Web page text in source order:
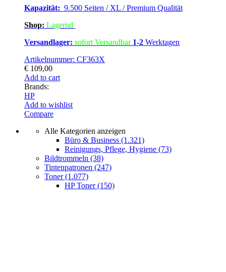
Kapazität: 9.500 Seiten / XL / Premium Qualität
Shop: Lagernd
Versandlager: sofort Versandbar 1-2 Werktagen
Artikelnummer: CF363X
€ 109,00
Add to cart
Brands:
HP
Add to wishlist
Compare
Alle Kategorien anzeigen
Büro & Business (1.321)
Reinigungs, Pflege, Hygiene (73)
Bildtrommeln (38)
Tintenpatronen (247)
Toner(1.077)
HP Toner(150)